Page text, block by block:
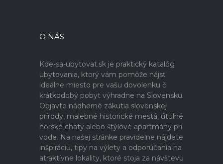
O NÁS
Kde-sa-ubytovat.sk je praktický katalóg
ubytovania, ktorý vám pomôže nájsť
ideálne miesto pre vašu dovolenku či
krátkodobý pobyt výhradne na Slovensku.
Objavte nádherné zákutia slovenskej
prírody, malebné historické mestá, útulné
horské chaty alebo štýlové apartmány pri
vode. Na našej stránke pravidelne nájdete
inšpiráciu, tipy na výlety a odporúčania na
atraktívne lokality, ktoré stoja za návštevu